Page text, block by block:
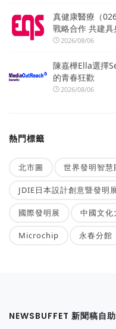
真健康醫療（
戰略合作 共建
2026/08/06
陳嘉樺Ella選擇
的青春狂歡
2026/08/06
熱門標籤
北市圖 世界發明智慧
JDIE日本設計創意暨發明
國際發明展 中國文化
Microchip 永春分館
NEWSBUFFET 新聞稿自